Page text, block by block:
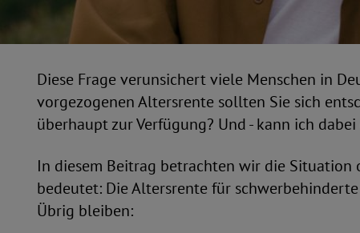
Diese Frage verunsichert viele Menschen in
vorgezogenen Altersrente sollten Sie sich
überhaupt zur Verfügung? Und - kann ich
In diesem Beitrag betrachten wir die Situation
bedeutet: Die Altersrente für
Übrig bleiben: